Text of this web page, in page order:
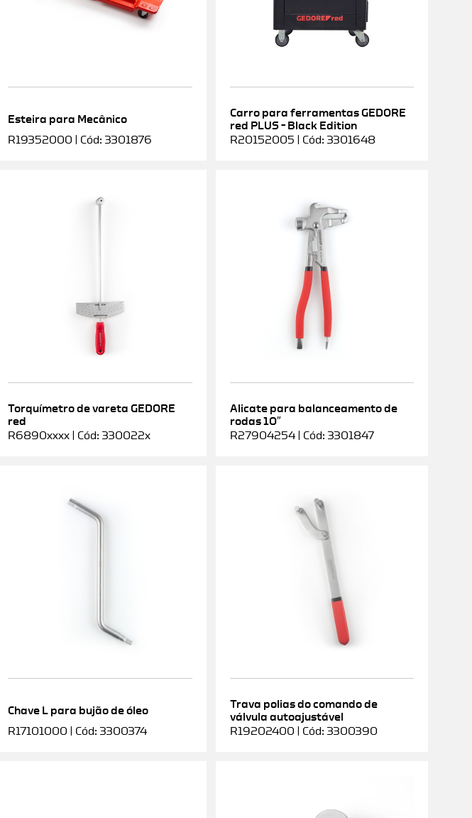
Esteira para Mecânico
R19352000 | Cód: 3301876
Carro para ferramentas GEDORE
red PLUS – Black Edition
R20152005 | Cód: 3301648
Torquímetro de vareta GEDORE
red
R6890xxxx | Cód: 330022x
Alicate para balanceamento de
rodas 10″
R27904254 | Cód: 3301847
Chave L para bujão de óleo
R17101000 | Cód: 3300374
Trava polias do comando de
válvula autoajustável
R19202400 | Cód: 3300390